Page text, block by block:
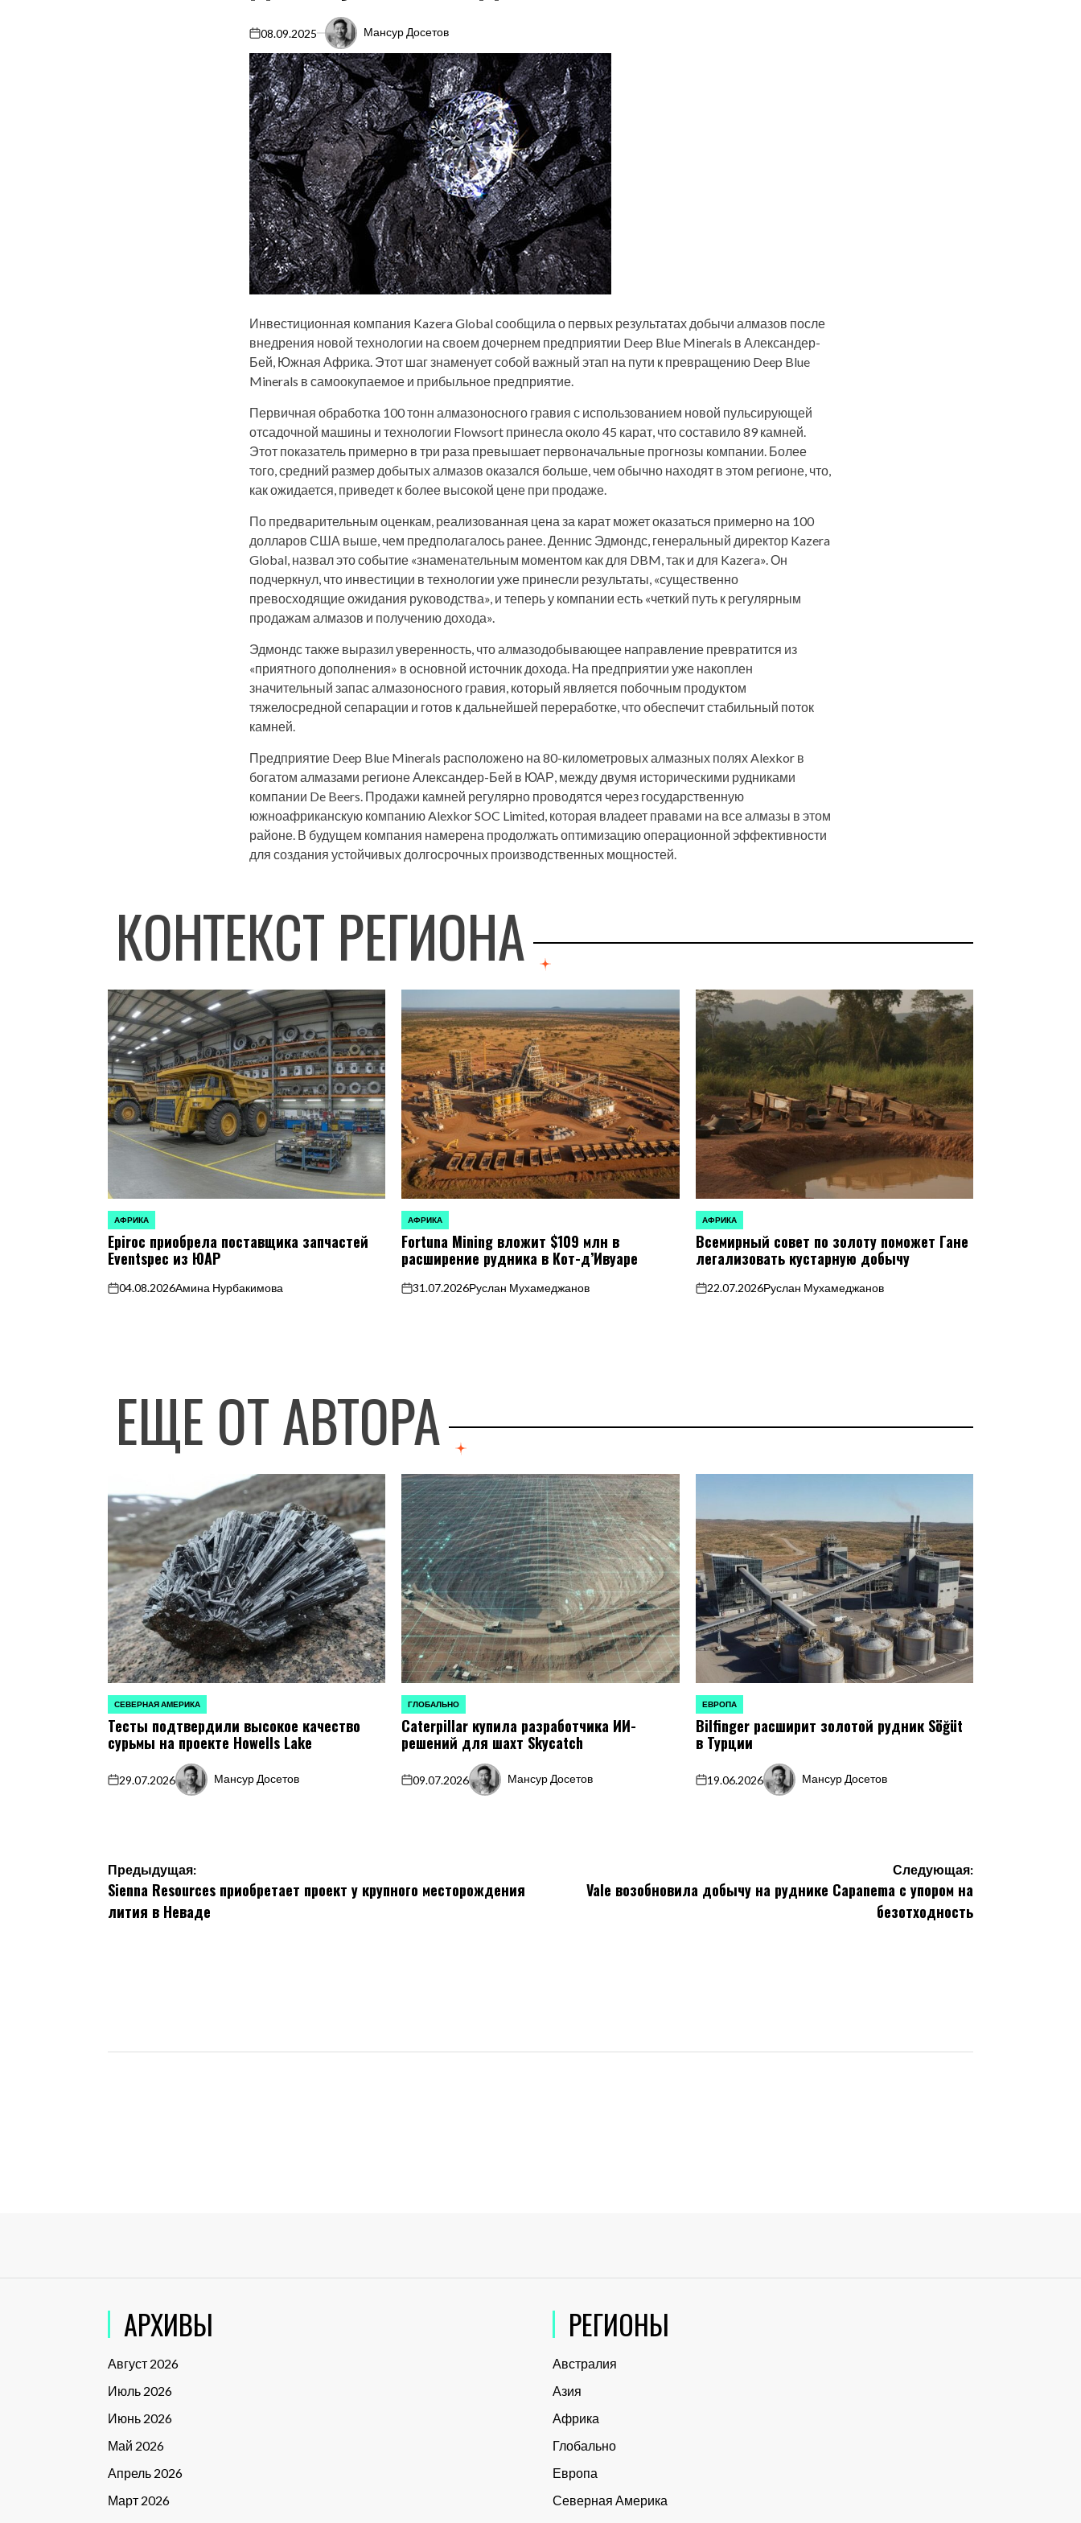
on
08.09.2025 Мансур Досетов
Инвестиционная компания Kazera Global сообщила о первых результатах добычи алмазов после
внедрения новой технологии на своем дочернем предприятии Deep Blue Minerals в Александер-
Бей, Южная Африка. Этот шаг знаменует собой важный этап на пути к превращению Deep Blue
Minerals в самоокупаемое и прибыльное предприятие.
Первичная обработка 100 тонн алмазоносного гравия с использованием новой пульсирующей
отсадочной машины и технологии Flowsort принесла около 45 карат, что составило 89 камней.
Этот показатель примерно в три раза превышает первоначальные прогнозы компании. Более
того, средний размер добытых алмазов оказался больше, чем обычно находят в этом регионе, что,
как ожидается, приведет к более высокой цене при продаже.
По предварительным оценкам, реализованная цена за карат может оказаться примерно на 100
долларов США выше, чем предполагалось ранее. Деннис Эдмондс, генеральный директор Kazera
Global, назвал это событие «знаменательным моментом как для DBM, так и для Kazera». Он
подчеркнул, что инвестиции в технологии уже принесли результаты, «существенно
превосходящие ожидания руководства», и теперь у компании есть «четкий путь к регулярным
продажам алмазов и получению дохода».
Эдмондс также выразил уверенность, что алмазодобывающее направление превратится из
«приятного дополнения» в основной источник дохода. На предприятии уже накоплен
значительный запас алмазоносного гравия, который является побочным продуктом
тяжелосредной сепарации и готов к дальнейшей переработке, что обеспечит стабильный поток
камней.
Предприятие Deep Blue Minerals расположено на 80-километровых алмазных полях Alexkor в
богатом алмазами регионе Александер-Бей в ЮАР, между двумя историческими рудниками
компании De Beers. Продажи камней регулярно проводятся через государственную
южноафриканскую компанию Alexkor SOC Limited, которая владеет правами на все алмазы в этом
районе. В будущем компания намерена продолжать оптимизацию операционной эффективности
для создания устойчивых долгосрочных производственных мощностей.
КОНТЕКСТ РЕГИОНА
ОПУБЛИКОВАНО
В
АФРИКА
Epiroc приобрела поставщика запчастей
Eventspec из ЮАР
on
04.08.2026Амина Нурбакимова
ОПУБЛИКОВАНО
В
АФРИКА
Fortuna Mining вложит $109 млн в
расширение рудника в Кот-д’Ивуаре
on
31.07.2026Руслан Мухамеджанов
ОПУБЛИКОВАНО
В
АФРИКА
Всемирный совет по золоту поможет Гане
легализовать кустарную добычу
on
22.07.2026Руслан Мухамеджанов
ЕЩЕ ОТ АВТОРА
ОПУБЛИКОВАНО
В
СЕВЕРНАЯ АМЕРИКА
Тесты подтвердили высокое качество
сурьмы на проекте Howells Lake
on
29.07.2026
Запись
Мансур Досетов
ОПУБЛИКОВАНО
В
ГЛОБАЛЬНО
Caterpillar купила разработчика ИИ-
решений для шахт Skycatch
on
09.07.2026
Запись
Мансур Досетов
ОПУБЛИКОВАНО
В
ЕВРОПА
Bilfinger расширит золотой рудник Söğüt
в Турции
on
19.06.2026
Запись
Мансур Досетов
Навигация
по
Предыдущая:
Sienna Resources приобретает проект у крупного месторождения
лития в Неваде
Следующая:
Vale возобновила добычу на руднике Capanema с упором на
безотходность
АРХИВЫ
Август 2026
Июль 2026
Июнь 2026
Май 2026
Апрель 2026
Март 2026
РЕГИОНЫ
Австралия
Азия
Африка
Глобально
Европа
Северная Америка